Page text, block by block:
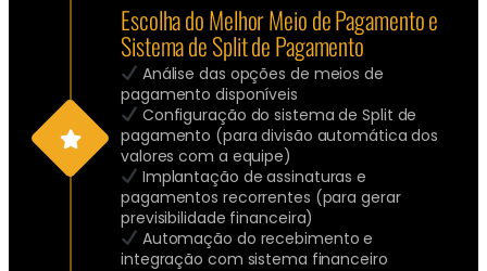
Escolha do Melhor Meio de Pagamento e
Sistema de Split de Pagamento
Análise das opções de meios de
pagamento disponíveis
Configuração do sistema de Split de
pagamento (para divisão automática dos
valores com a equipe)
Implantação de assinaturas e
pagamentos recorrentes (para gerar
previsibilidade financeira)
Automação do recebimento e
integração com sistema financeiro